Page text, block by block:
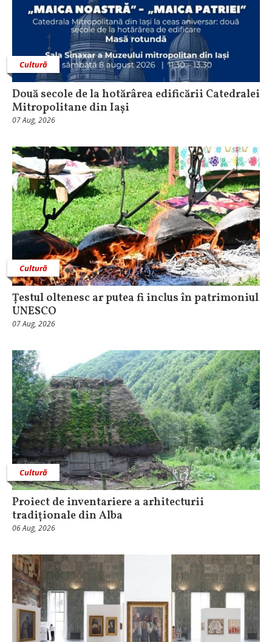
Cultură
Două secole de la hotărârea edificării Catedralei
Mitropolitane din Iași
07 Aug, 2026
Cultură
Țestul oltenesc ar putea fi inclus în patrimoniul
UNESCO
07 Aug, 2026
Cultură
Proiect de inventariere a arhitecturii
tradiționale din Alba
06 Aug, 2026